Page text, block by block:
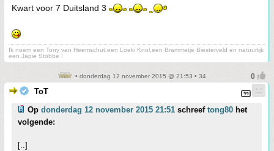
Kwart voor 7 Duitsland 3
Ik noem een Tony van Heemschut,een Loeki Knol,een Brammetje Biesterveld en natuurlijk
een Japie Stobbe !
• donderdag 12 november 2015 @ 21:53 • 34
ToT
Op donderdag 12 november 2015 21:51 schreef tong80 het
volgende:
[..]